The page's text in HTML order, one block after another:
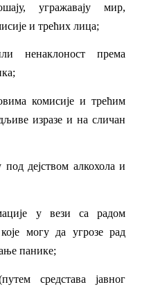
угражавају мир,
и трећих лица;
ненаклоност према
комисије и трећим
изразе и на сличан
дејством алкохола и
у вези са радом
могу да угрозе рад
панике;
средстава јавног